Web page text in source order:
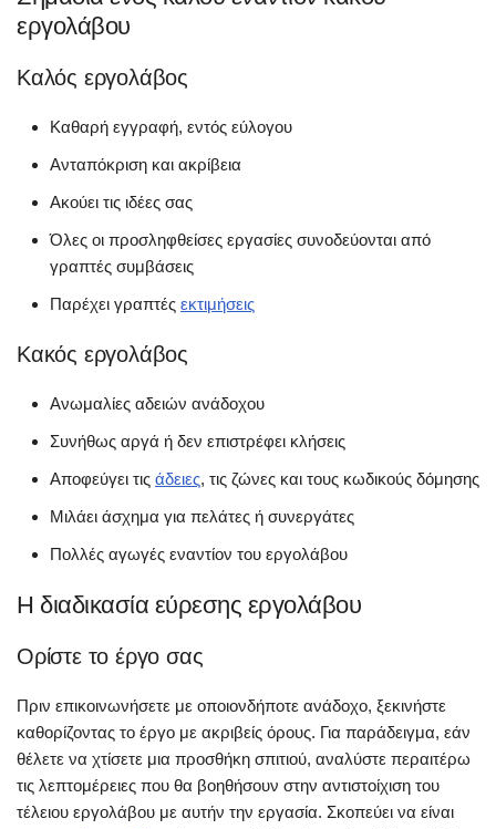
εργολάβου
Καλός εργολάβος
Καθαρή εγγραφή, εντός εύλογου
Ανταπόκριση και ακρίβεια
Ακούει τις ιδέες σας
Όλες οι προσληφθείσες εργασίες συνοδεύονται από
γραπτές συμβάσεις
Παρέχει γραπτές εκτιμήσεις
Κακός εργολάβος
Ανωμαλίες αδειών ανάδοχου
Συνήθως αργά ή δεν επιστρέφει κλήσεις
Αποφεύγει τις άδειες, τις ζώνες και τους κωδικούς δόμησης
Μιλάει άσχημα για πελάτες ή συνεργάτες
Πολλές αγωγές εναντίον του εργολάβου
Η διαδικασία εύρεσης εργολάβου
Ορίστε το έργο σας
Πριν επικοινωνήσετε με οποιονδήποτε ανάδοχο, ξεκινήστε
καθορίζοντας το έργο με ακριβείς όρους. Για παράδειγμα, εάν
θέλετε να χτίσετε μια προσθήκη σπιτιού, αναλύστε περαιτέρω
τις λεπτομέρειες που θα βοηθήσουν στην αντιστοίχιση του
τέλειου εργολάβου με αυτήν την εργασία. Σκοπεύει να είναι